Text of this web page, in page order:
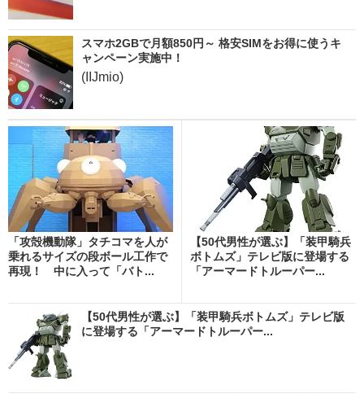
スマホ2GBで月額850円～ 格安SIMをお得に使うキ
ャンペーン実施中！
(IIJmio)
「攻殻機動隊」タチコマを人が
乗れるサイズの段ボール工作で
再現！ 中に入って「バト...
【50代男性が選ぶ】「装甲騎兵
ボトムズ」テレビ版に登場する
「アーマードトルーパー...
【50代男性が選ぶ】「装甲騎兵ボトムズ」テレビ版
に登場する「アーマードトルーパー...